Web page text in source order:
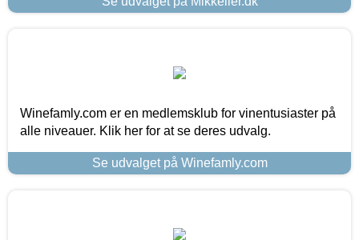
Winefamly.com er en medlemsklub for vinentusiaster på
alle niveauer. Klik her for at se deres udvalg.
Se udvalget på Winefamly.com